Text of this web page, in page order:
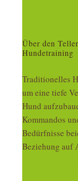
Über den
Hundetraining
Traditionelles
um eine tiefe
Hund
Kommandos
Bedürfnisse
Beziehung auf